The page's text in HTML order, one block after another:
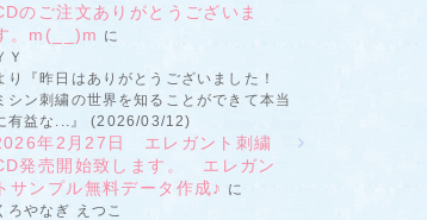
のご注文ありがとうございま
。m(__)m に
Ｙ
り『昨日はありがとうございました！
シン刺繍の世界を知ることができて本当
有益な...』 (2026/03/12)
年2月27日 エレガント刺繍
発売開始致します。 エレガン
トサンプル無料データ作成♪ に
ろやなぎ えつこ